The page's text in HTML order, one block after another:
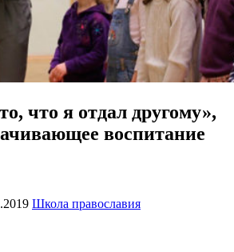
что я отдал другому»,
воспитание
Школа православия